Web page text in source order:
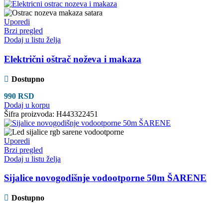
Uporedi
Brzi pregled
Dodaj u listu želja
Električni oštrač noževa i makaza
Dostupno
990 RSD
Dodaj u korpu
Šifra proizvoda: H443322451
Uporedi
Brzi pregled
Dodaj u listu želja
Sijalice novogodišnje vodootporne 50m ŠARENE
Dostupno